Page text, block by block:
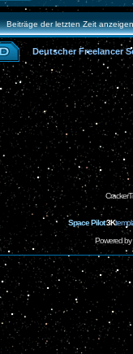
Beiträge der letzten Zeit
Deutscher Freelancer
Space Pilot3K
Powered by